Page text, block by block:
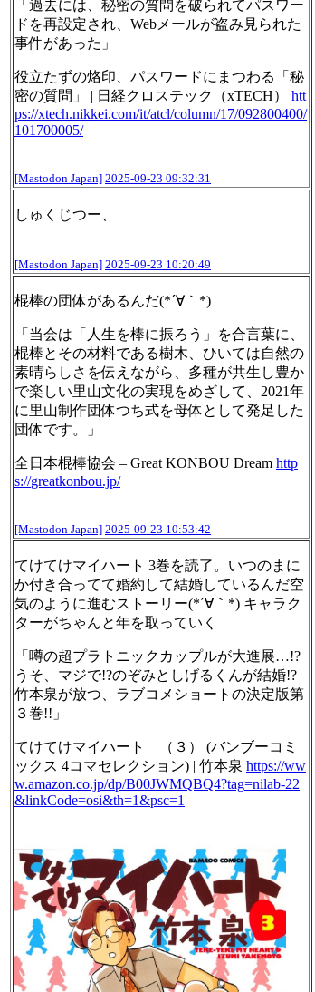
「過去には、秘密の質問を破られてパスワー
ドを再設定され、Webメールが盗み見られた
事件があった」
役立たずの烙印、パスワードにまつわる「秘
密の質問」 | 日経クロステック（xTECH） htt
ps://xtech.nikkei.com/it/atcl/column/17/092800400/
101700005/
[Mastodon Japan] 2025-09-23 09:32:31
しゅくじつー、
[Mastodon Japan] 2025-09-23 10:20:49
棍棒の団体があるんだ(*´∀｀*)
「当会は「人生を棒に振ろう」を合言葉に、
棍棒とその材料である樹木、ひいては自然の
素晴らしさを伝えながら、多種が共生し豊か
で楽しい里山文化の実現をめざして、2021年
に里山制作団体つち式を母体として発足した
団体です。」
全日本棍棒協会 – Great KONBOU Dream http
s://greatkonbou.jp/
[Mastodon Japan] 2025-09-23 10:53:42
てけてけマイハート 3巻を読了。いつのまに
か付き合ってて婚約して結婚しているんだ空
気のように進むストーリー(*´∀｀*) キャラク
ターがちゃんと年を取っていく
「噂の超プラトニックカップルが大進展…!?
うそ、マジで!?のぞみとしげるくんが結婚!?
竹本泉が放つ、ラブコメショートの決定版第
３巻!!」
てけてけマイハート （３） (バンブーコミ
ックス 4コマセレクション) | 竹本泉 https://ww
w.amazon.co.jp/dp/B00JWMQBQ4?tag=nilab-22
&linkCode=osi&th=1&psc=1